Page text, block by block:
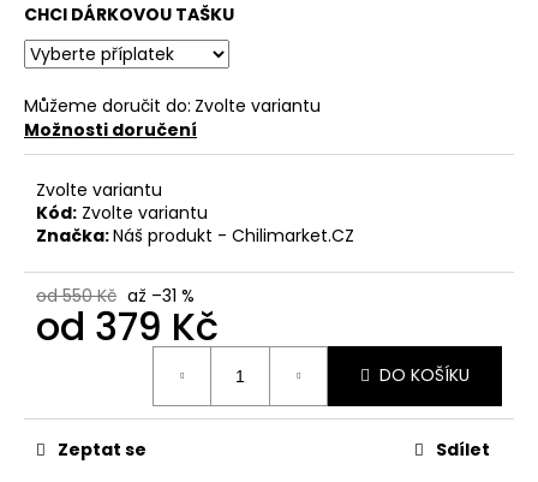
CHCI DÁRKOVOU TAŠKU
Můžeme doručit do: Zvolte variantu
Možnosti doručení
Zvolte variantu
Kód: Zvolte variantu
Značka:Náš produkt - Chilimarket.CZ
od 550 Kč až –31 %
od 379 Kč
DO KOŠÍKU
Zeptat se Sdílet
r
u
č
u
j
e
m
e
PÁRTY
PACK
"PÁLÍ
MĚ
265